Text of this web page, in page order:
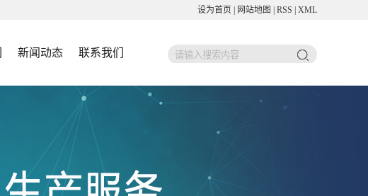
设为首页 网站地图 RSS XML
新闻动态 联系我们